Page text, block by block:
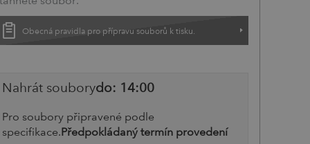
Obecná pravidla pro přípravu souborů k tisku.
Nahrát souborydo: 14:00
Pro soubory připravené podle
specifikace.Předpokládaný termín provedení